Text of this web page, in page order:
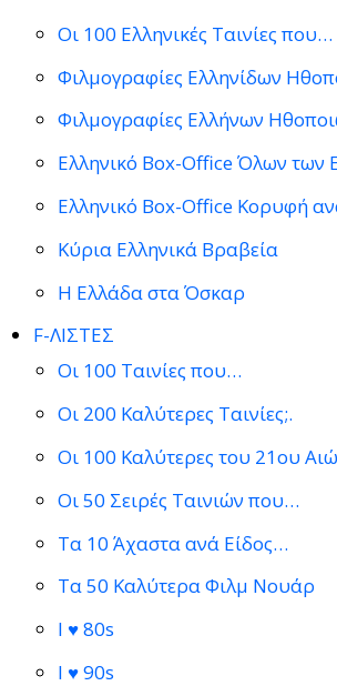
Οι 100 Ελληνικές Ταινίες που…
Φιλμογραφίες Ελληνίδων
Φιλμογραφίες Ελλήνων
Ελληνικό Box-Office Όλων των
Ελληνικό Box-Office Κορυφή
Κύρια Ελληνικά Βραβεία
Η Ελλάδα στα Όσκαρ
F-ΛΙΣΤΕΣ
Οι 100 Ταινίες που…
Οι 200 Καλύτερες Ταινίες;.
Οι 100 Καλύτερες του 21ου
Οι 50 Σειρές Ταινιών που…
Τα 10 Άχαστα ανά Είδος…
Τα 50 Καλύτερα Φιλμ Νουάρ
I ♥ 80s
I ♥ 90s